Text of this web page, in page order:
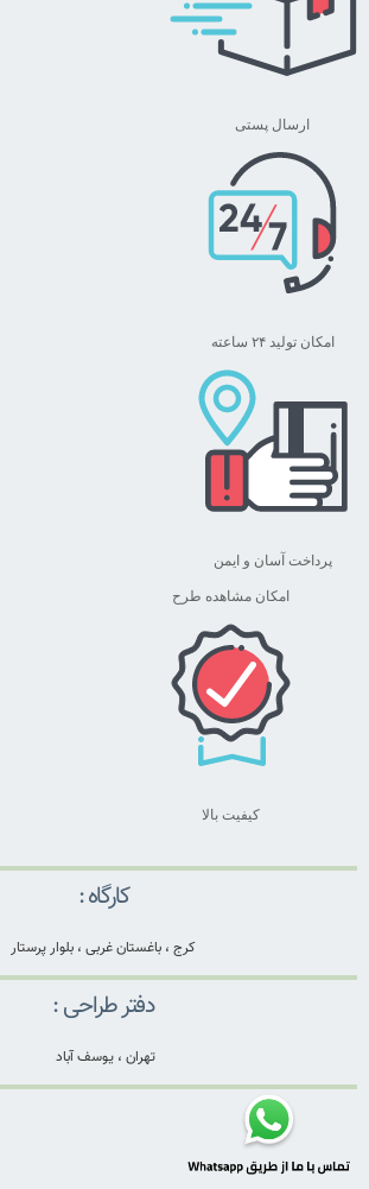
ارسال پستی
امکان تولید ۲۴ ساعته
پرداخت آسان و ایمن
امکان مشاهده طرح
کیفیت بالا
کارگاه :
کرج ، باغستان غربی ، بلوار پرستار
دفتر طراحی :
تهران ، یوسف آباد